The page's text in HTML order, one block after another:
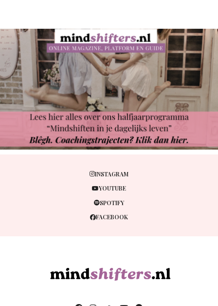
INSTAGRAM
YOUTUBE
SPOTIFY
FACEBOOK